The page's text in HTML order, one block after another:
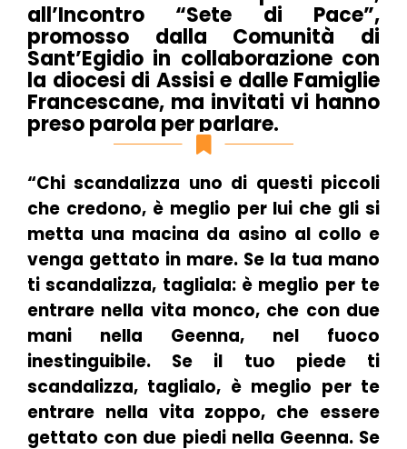
all’Incontro “Sete di Pace”,
promosso dalla Comunità di
Sant’Egidio in collaborazione con
la diocesi di Assisi e dalle Famiglie
Francescane, ma invitati vi hanno
preso parola per parlare.
“Chi scandalizza uno di questi piccoli
che credono, è meglio per lui che gli si
metta una macina da asino al collo e
venga gettato in mare. Se la tua mano
ti scandalizza, tagliala: è meglio per te
entrare nella vita monco, che con due
mani nella Geenna, nel fuoco
inestinguibile. Se il tuo piede ti
scandalizza, taglialo, è meglio per te
entrare nella vita zoppo, che essere
gettato con due piedi nella Geenna. Se